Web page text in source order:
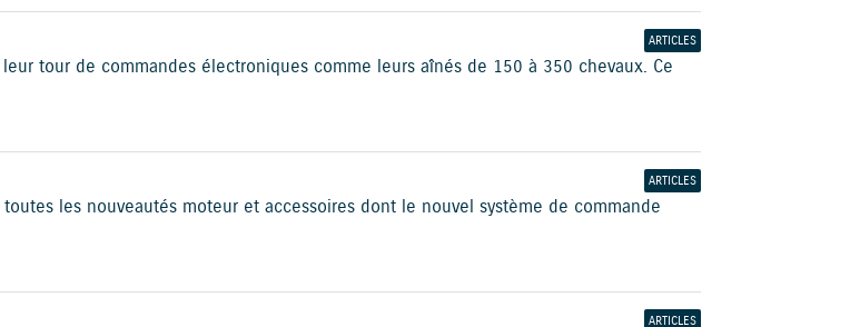
ARTICLES
tour de commandes électroniques comme leurs aînés de 150 à 350 chevaux. Ce
ARTICLES
les nouveautés moteur et accessoires dont le nouvel système de commande
ARTICLES